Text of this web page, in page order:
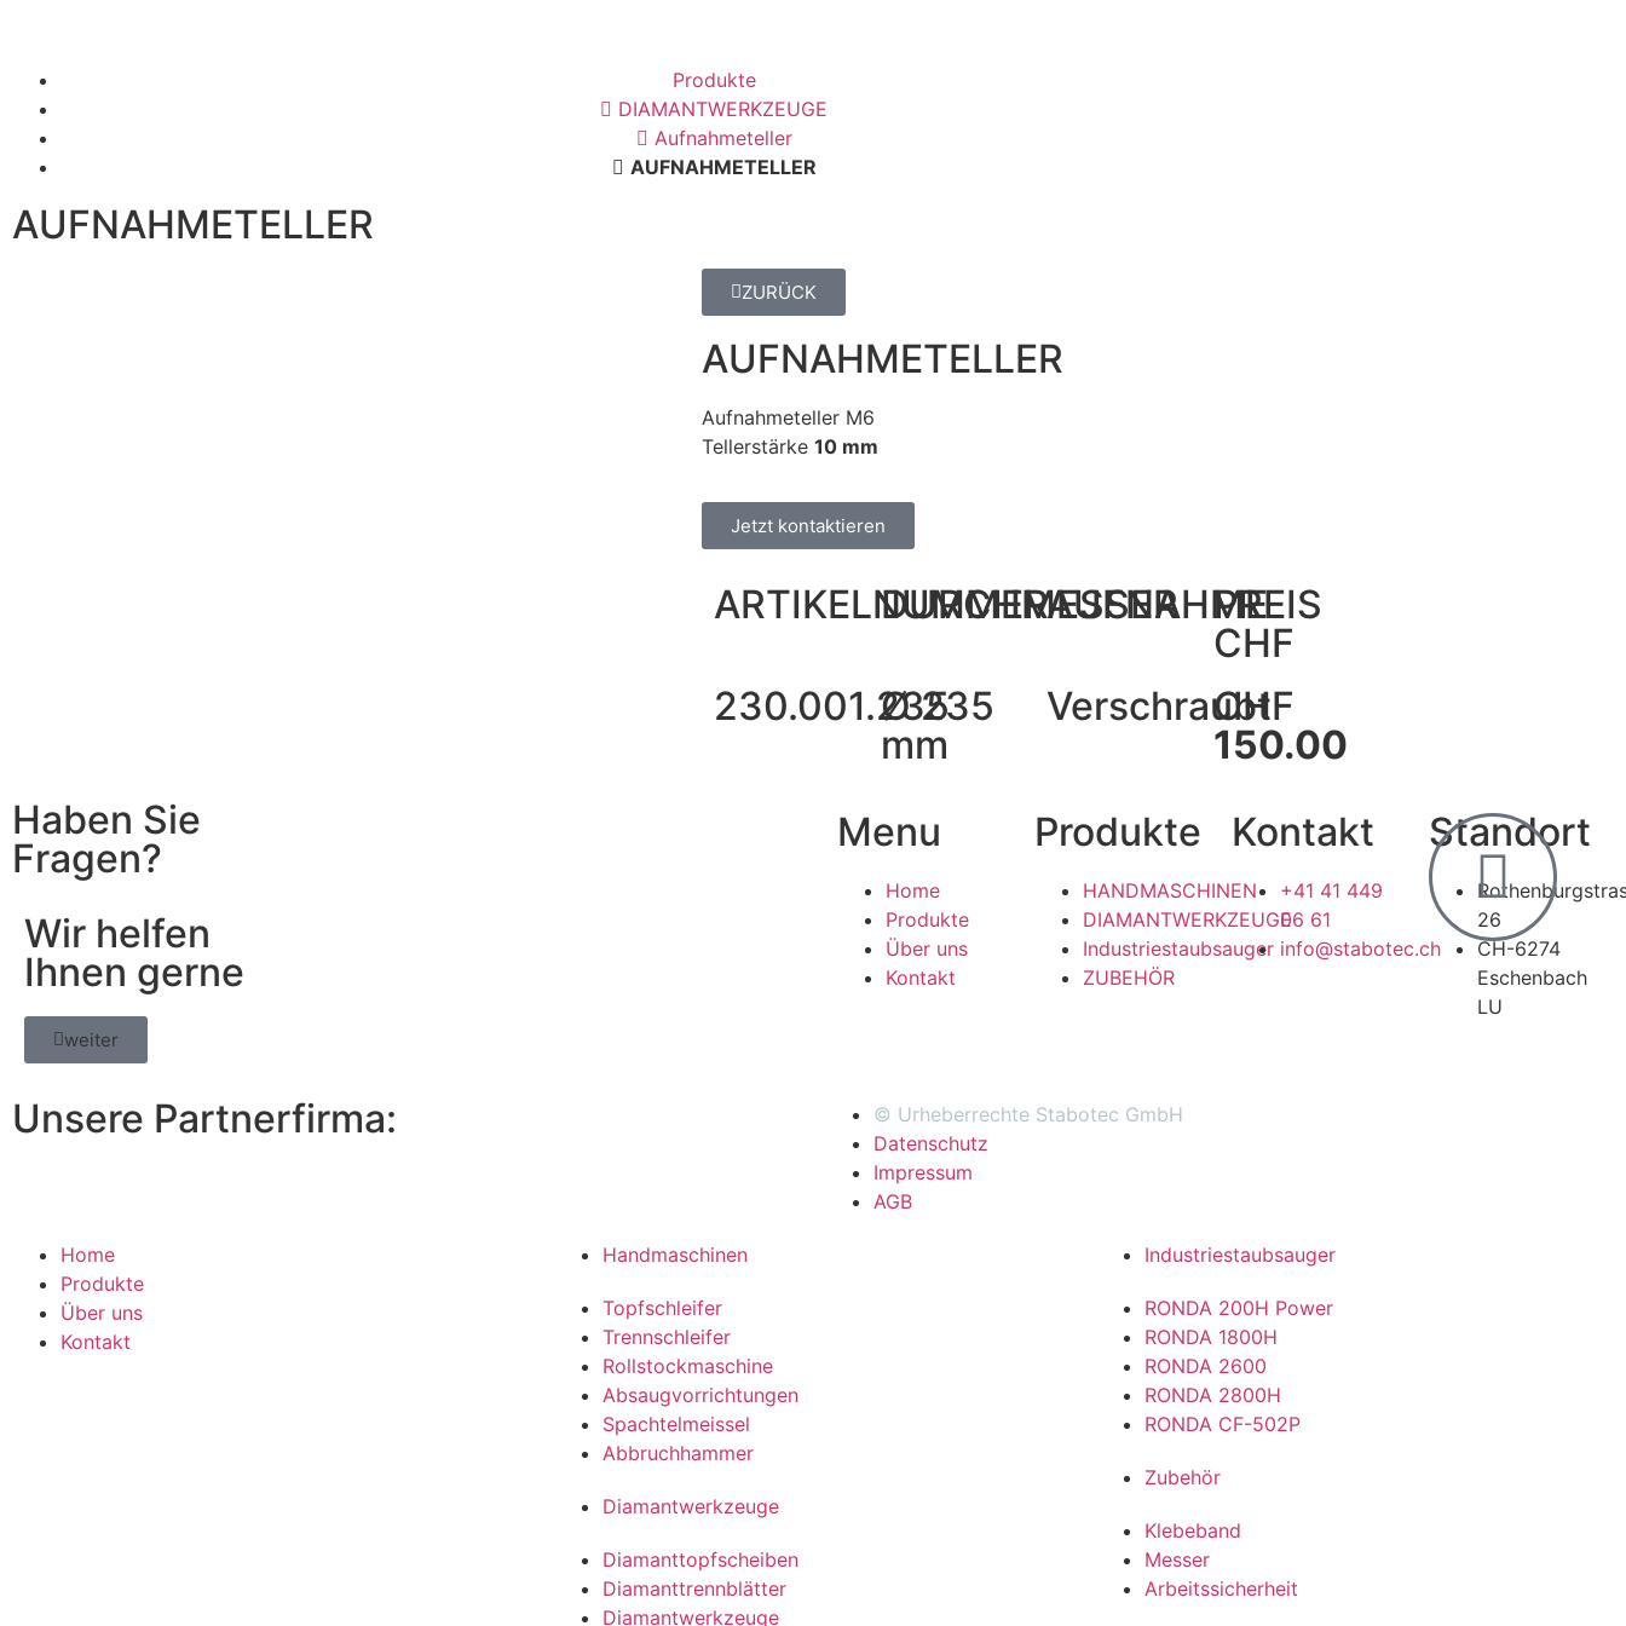
Produkte
DIAMANTWERKZEUGE
Aufnahmeteller
AUFNAHMETELLER
AUFNAHMETELLER
ZURÜCK
AUFNAHMETELLER
Aufnahmeteller M6
Tellerstärke 10 mm​
Jetzt kontaktieren
ARTIKELNUMMER
DURCHMESSER
AUFNAHMEPREIS
CHF
230.001.235
Ø 235
mm
Verschraubt
CHF
150.00
Haben Sie
Fragen?
Wir helfen
Ihnen gerne
weiter
Menu
Home
Produkte
Über uns
Kontakt
Produkte
HANDMASCHINEN
DIAMANTWERKZEUGE
Industriestaubsauger
ZUBEHÖR
Kontakt
+41 41 449
06 61
info@stabotec.ch
Standort
26
CH-6274
Eschenbach
LU
Unsere Partnerfirma:
© Urheberrechte Stabotec GmbH
Datenschutz
Impressum
AGB
Home
Produkte
Über uns
Kontakt
Handmaschinen
Topfschleifer
Trennschleifer
Rollstockmaschine
Absaugvorrichtungen
Spachtelmeissel
Abbruchhammer
Diamantwerkzeuge
Diamanttopfscheiben
Diamanttrennblätter
Diamantwerkzeuge
Industriestaubsauger
RONDA 200H Power
RONDA 1800H
RONDA 2600
RONDA 2800H
RONDA CF-502P
Zubehör
Klebeband
Messer
Arbeitssicherheit